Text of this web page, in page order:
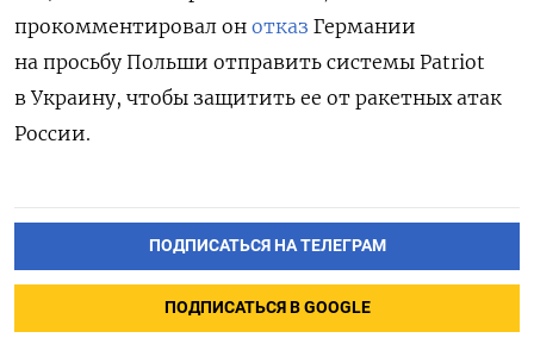
прокомментировал он отказ Германии
на просьбу Польши отправить системы Patriot
в Украину, чтобы защитить ее от ракетных атак
России.
ПОДПИСАТЬСЯ НА ТЕЛЕГРАМ
ПОДПИСАТЬСЯ В GOOGLE